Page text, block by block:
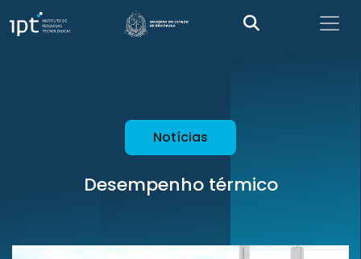
Notícias
Desempenho térmico